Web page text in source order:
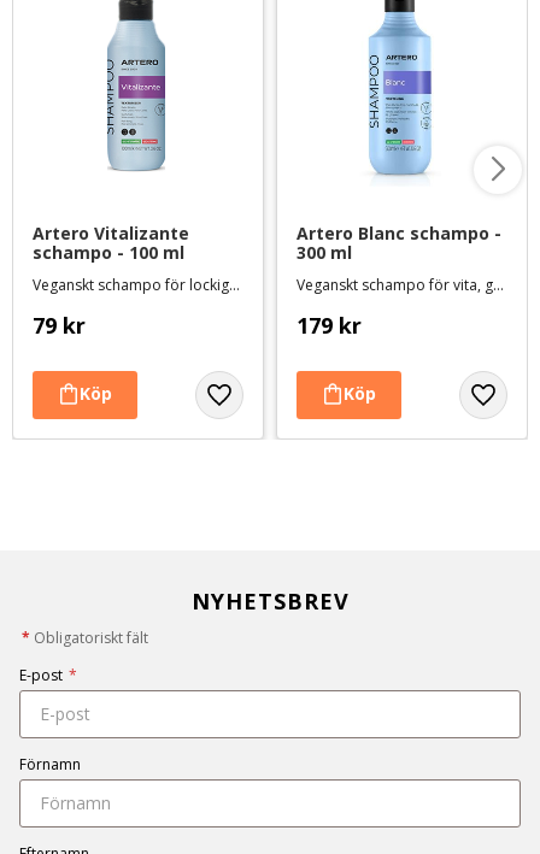
Artero Vitalizante
schampo - 100 ml
Veganskt schampo för lockiga, sträva eller vågiga pälsar som behöver volym eller struktur
79 kr
Artero Blanc schampo -
300 ml
Veganskt schampo för vita, grå och/eller svarta pälsar
179 kr
NYHETSBREV
* Obligatoriskt fält
E-post *
Förnamn